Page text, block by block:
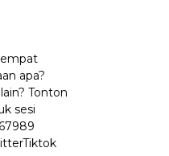
apa?
Tonton
sesi